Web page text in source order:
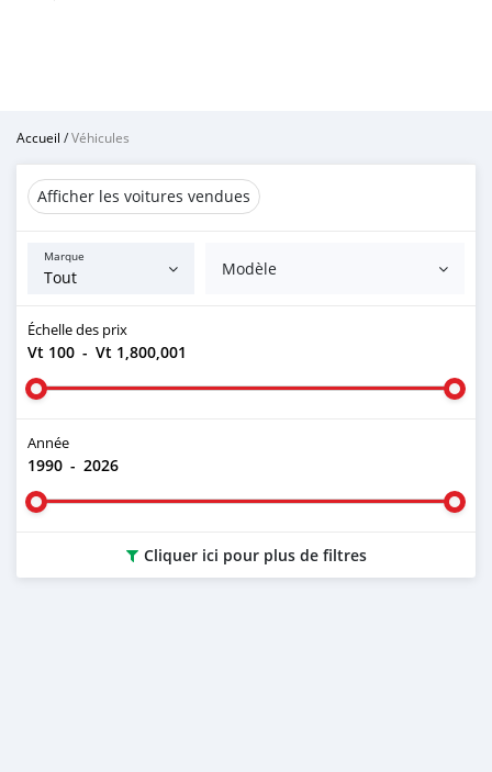
Accueil /Véhicules
Afficher les voitures vendues
Marque
Modèle
Échelle des prix
Vt 100 - Vt 1,800,001
Année
1990 - 2026
Cliquer ici pour plus de filtres